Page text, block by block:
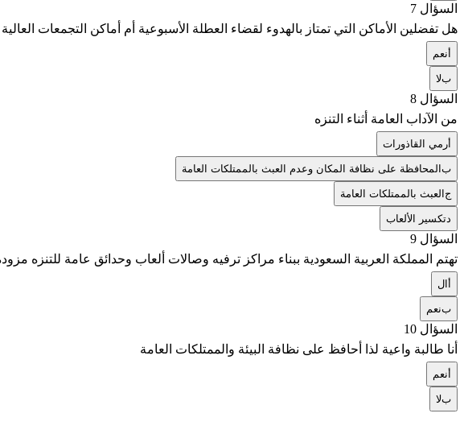
السؤال 7
هل تفضلين الأماكن التي تمتاز بالهدوء لقضاء العطلة الأسبوعية أم أماكن التجمعات
أنعم
بلا
السؤال 8
من الآداب العامة أثناء التنزه
أرمي القاذورات
ب المحافظة على نظافة المكان وعدم العبث بالممتلكات العامة
ج العبث بالممتلكات العامة
دتكسير الألعاب
السؤال 9
تهتم المملكة العربية السعودية ببناء مراكز ترفيه وصالات ألعاب وحدائق عامة للتنزه
أ ال
بنعم
السؤال 10
أنا طالبة واعية لذا أحافظ على نظافة البيئة والممتلكات العامة
أنعم
بلا